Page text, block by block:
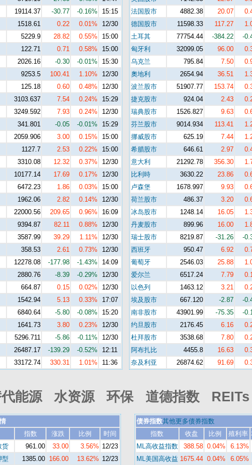
19114.37 -30.77 -0.16%
15:15
1518.61 0.22 0.01%
12/30
5229.9 28.82 0.55%
15:00
122.71 0.71 0.58%
15:00
2026.16 -0.30 -0.01%
15:30
9253.5 100.41 1.10%
12/30
125.18 0.60 0.48%
12/30
3103.637 7.54 0.24%
15:29
3249.592 7.93 0.24%
12/30
341.801 -0.05 -0.01%
15:29
2059.906 3.00 0.15%
15:00
1127.7 2.53 0.22%
15:00
3310.08 12.32 0.37%
12/30
10177.14 17.69 0.17%
12/30
6472.23 1.86 0.03%
15:00
1962.06 2.82 0.14%
12/30
22000.56 209.65 0.96%
16:09
9394.87 82.11 0.88%
12/30
3587.99 39.29 1.11%
12/30
358.53 2.61 0.73%
12/30
12278.08 -177.98 -1.43%
14:09
2880.76 -8.39 -0.29%
12/30
664.87 0.15 0.02%
12/30
1542.94 5.13 0.33%
17:07
6840.64 -5.80 -0.08%
15:20
1641.73 3.80 0.23%
12/30
5296.711 -5.86 -0.11%
12/30
26487.17 -139.29 -0.52%
12:11
33172.74 330.31 1.01% 11:36
法国股市
4882.38 20.07
德国股市
11598.33 117.27
土耳其
77754.44 -384.22 -
匈牙利
32099.05 96.00
乌克兰
795.84 7.50
奧地利
2654.94 36.51
波兰股市
51907.77 153.74
捷克股市
924.04 2.43
瑞典股市
1526.827 9.63
芬兰股市
9014.934 113.41
挪威股市
625.19 7.44
希腊股市
646.61 2.97
意大利
21292.78 356.30
比利時
3630.22 23.86
卢森堡
1678.997 9.93
荷兰股市
486.37 3.20
冰岛股市
1248.14 16.05
丹麦股市
899.96 16.00
瑞士股市
8219.87 -31.26 -
西班牙
950.47 6.92
葡萄牙
2546.03 25.88
爱尔兰
6517.24 7.79
以色列
1463.12 3.21
埃及股市
667.120 -2.87 -
南非股市
43901.99 -75.35 -
约旦股市
2176.45 6.16
杜拜股市
3538.68 7.80
阿布扎比
4455.8 16.63
奈及利亚
26874.62 91.69
代能源 水资源 环保 道德指数
指数 涨跌 比例
时间
货
961.00 33.00 3.56% 12/23
型
1385.00 166.00 13.62% 12/23
债券指数其他更多债券指数
指数
收盘 比例 殖利率
ML高收益指数
388.58 0.04% 6.13%
ML美国高收益 1675.44 0.04% 6.05%